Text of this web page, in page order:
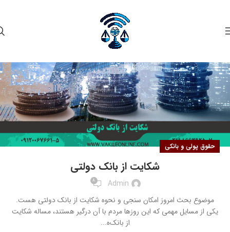
حقوق پولی و بانکی
شکایت از بانک دولتی
Admin
8
موضوع بحث امروز امکان سنجی و نحوه شکایت از بانک دولتی هست.
یکی از مسایل مهمی که این روزها مردم با آن درگیر هستند، مساله شکایت
از بانک‌ه...